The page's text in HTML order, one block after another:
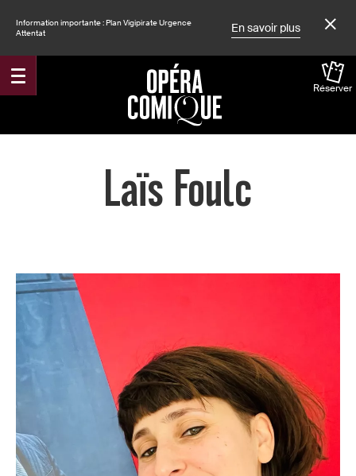
Information importante : Plan Vigipirate Urgence
Attentat
En savoir plus
Réserver
Accueil
Laïs Foulc